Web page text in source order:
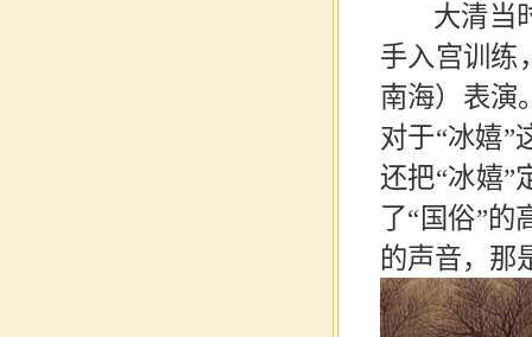
大清当时
手入宫训练
南海）表演
对于“冰嬉”
还把“冰嬉”
了“国俗”的
的声音，那